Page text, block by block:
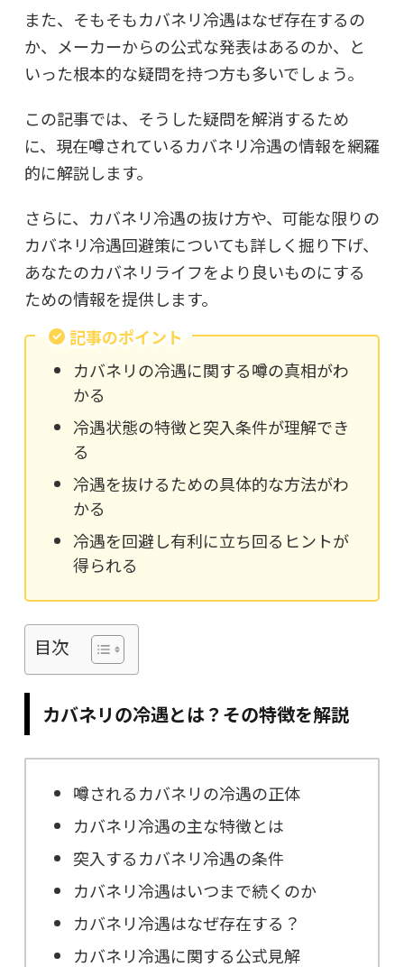
また、そもそもカバネリ冷遇はなぜ存在するの
か、メーカーからの公式な発表はあるのか、と
いった根本的な疑問を持つ方も多いでしょう。
この記事では、そうした疑問を解消するため
に、現在噂されているカバネリ冷遇の情報を網羅
的に解説します。
さらに、カバネリ冷遇の抜け方や、可能な限りの
カバネリ冷遇回避策についても詳しく掘り下げ、
あなたのカバネリライフをより良いものにする
ための情報を提供します。
記事のポイント
カバネリの冷遇に関する噂の真相がわ
かる
冷遇状態の特徴と突入条件が理解でき
る
冷遇を抜けるための具体的な方法がわ
かる
冷遇を回避し有利に立ち回るヒントが
得られる
目次
カバネリの冷遇とは？その特徴を解説
噂されるカバネリの冷遇の正体
カバネリ冷遇の主な特徴とは
突入するカバネリ冷遇の条件
カバネリ冷遇はいつまで続くのか
カバネリ冷遇はなぜ存在する？
カバネリ冷遇に関する公式見解